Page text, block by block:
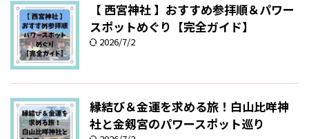
【 西宮神社 】おすすめ参拝順＆パワー
スポットめぐり【完全ガイド】
2026/7/2
縁結び＆金運を求める旅！白山比咩神
社と金剱宮のパワースポット巡り